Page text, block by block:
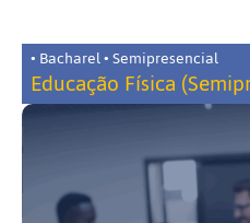
• Bacharel • Semipresencial
Educação Física